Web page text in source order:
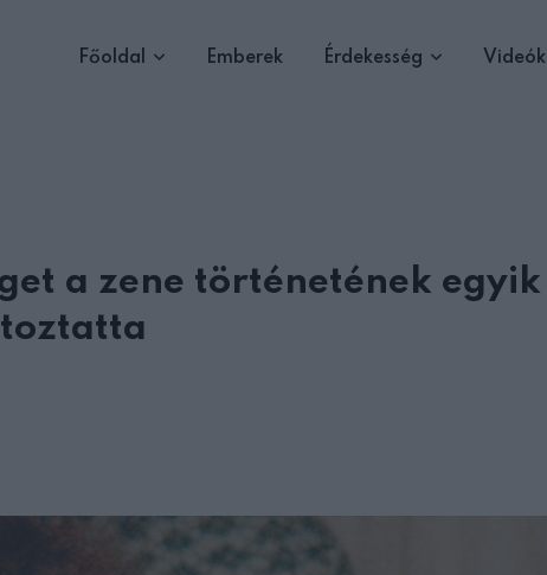
Főoldal Emberek Érdekesség Videók
a zene történetének egyik